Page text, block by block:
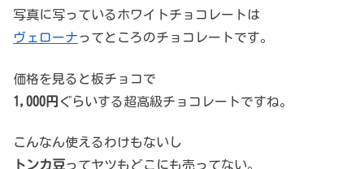
写真に写っているホワイトチョコレートは
ヴェローナってところのチョコレートです。
価格を見ると板チョコで
1,000円 ぐらいする超高級チョコレートですね。
こんなん使えるわけもないし
トンカ豆ってヤツもどこにも売ってない。